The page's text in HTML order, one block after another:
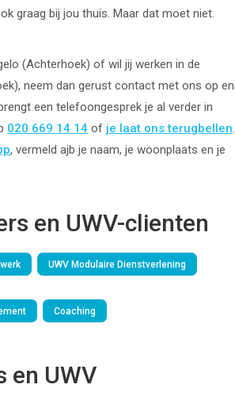
graag bij jou thuis. Maar dat moet niet.
(Achterhoek) of wil jij werken in de
neem dan gerust contact met ons op en
een telefoongesprek je al verder in
020 669 14 14 of je laat ons terugbellen.
, vermeld ajb je naam, je woonplaats en je
en UWV-clienten
UWV Modulaire Dienstverlening
Coaching
en UWV